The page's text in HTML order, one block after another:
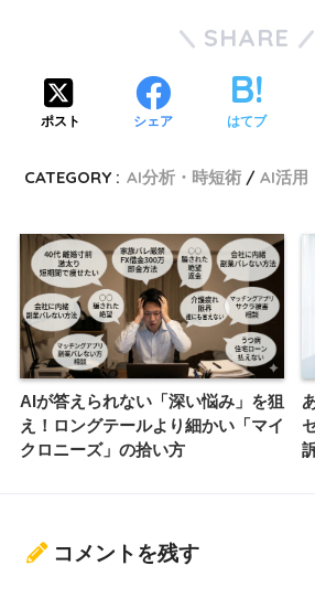
SHARE
ポスト シェア はてブ
CATEGORY : AI分析・時短術 AI活用
AIが答えられない「深い悩み」を狙
え！ロングテールより細かい「マイ
クロニーズ」の拾い方
コメントを残す